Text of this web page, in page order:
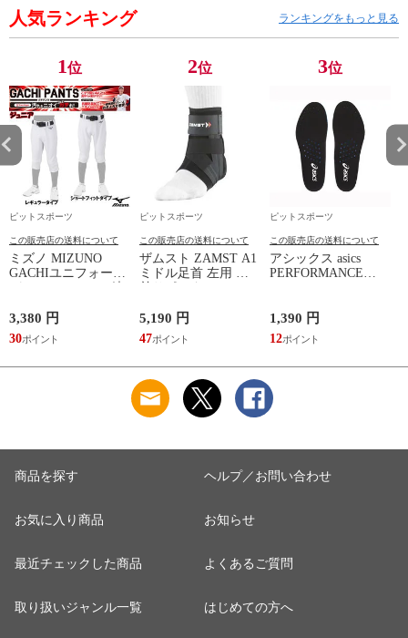
人気ランキング ランキングをもっと見る
1位
ピットスポーツ
この販売店の送料について
ミズノ MIZUNO
GACHIユニフォーム
パンツ(ジュニア) 練
ォーム 練習用ユニフ
ォームパンツ GACHI
PANTS
3,380 円
30
2位
ピットスポーツ
この販売店の送料について
ザムスト ZAMST A1
ミドル足首 左用 足
首サポーター 13SS
5,190 円
47
3位
ピットスポーツ
この販売店の送料について
アシックス asics
PERFORMANCE
(1173A028)
1,390 円
12
商品を探す
お気に入り商品
最近チェックした商品
取り扱いジャンル一覧
ヘルプ／お問い合わせ
お知らせ
よくあるご質問
はじめての方へ